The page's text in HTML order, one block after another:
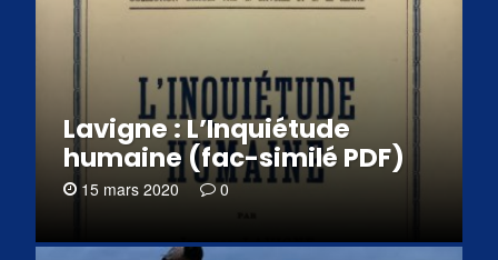
Lavigne : L’Inquiétude
humaine (fac-similé PDF)
15 mars 2020 0